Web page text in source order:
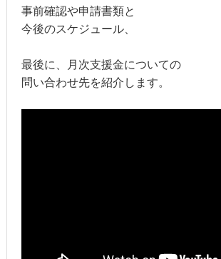
事前確認や申請書類と
今後のスケジュール、
最後に、月次支援金についての
問い合わせ先を紹介します。